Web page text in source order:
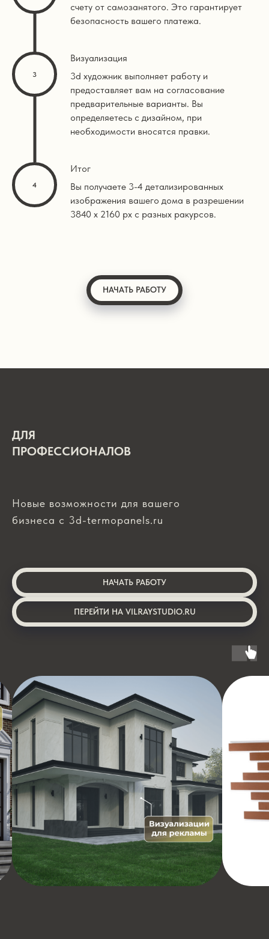
счету от самозанятого. Это гарантирует
безопасность вашего платежа.
Визуализация
3d художник выполняет работу и
предоставляет вам на согласование
предварительные варианты. Вы
определяетесь с дизайном, при
необходимости вносятся правки.
Итог
Вы получаете 3-4 детализированных
изображения вашего дома в разрешении
3840 х 2160 px с разных ракурсов.
НАЧАТЬ РАБОТУ
ДЛЯ
ПРОФЕССИОНАЛОВ
Новые возможности для вашего
бизнеса с 3d-termopanels.ru
НАЧАТЬ РАБОТУ
ПЕРЕЙТИ НА VILRAYSTUDIO.RU